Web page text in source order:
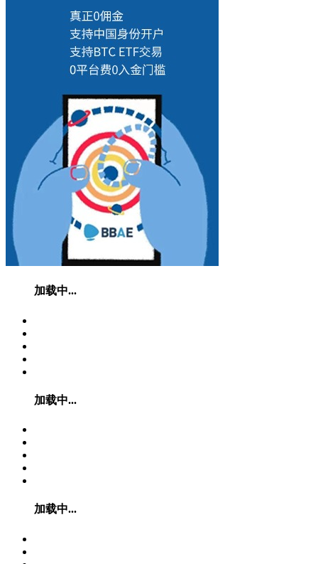
加载中...
加载中...
加载中...